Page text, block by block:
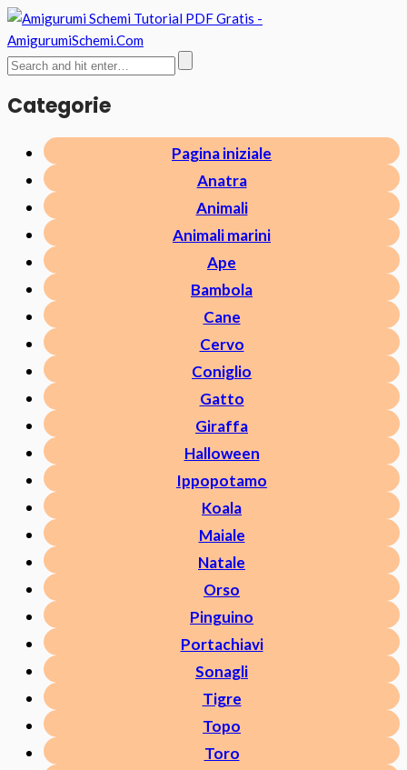
Categorie
Pagina iniziale
Anatra
Animali
Animali marini
Ape
Bambola
Cane
Cervo
Coniglio
Gatto
Giraffa
Halloween
Ippopotamo
Koala
Maiale
Natale
Orso
Pinguino
Portachiavi
Sonagli
Tigre
Topo
Toro